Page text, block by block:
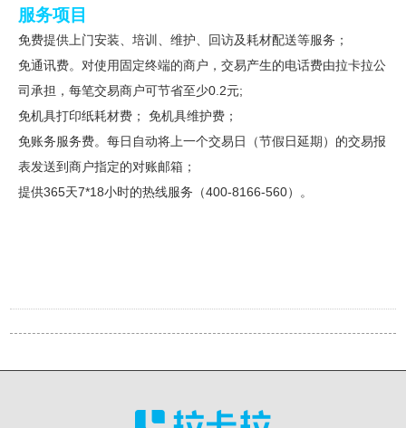
服务项目
免费提供上门安装、培训、维护、回访及耗材配送等服务；
免通讯费。对使用固定终端的商户，交易产生的电话费由拉卡拉公
司承担，每笔交易商户可节省至少0.2元;
免机具打印纸耗材费； 免机具维护费；
免账务服务费。每日自动将上一个交易日（节假日延期）的交易报
表发送到商户指定的对账邮箱；
提供365天7*18小时的热线服务（400-8166-560）。